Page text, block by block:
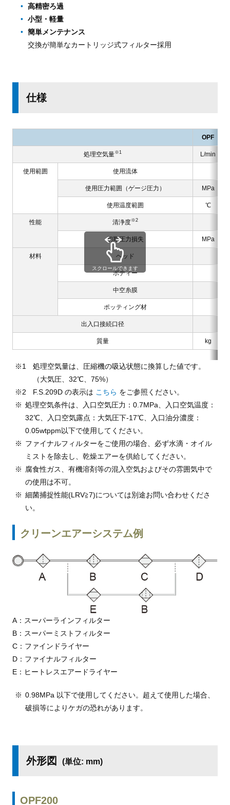
高精密ろ過
小型・軽量
簡単メンテナンス
交換が簡単なカートリッジ式フィルター採用
仕様
OPF
処理空気量※1 L/min
使用範囲 使用流体
使用圧力範囲（ゲージ圧力） MPa
使用温度範囲 ℃
性能 清浄度※2
初期圧力損失 MPa
材料 ヘッド
ボディー
中空糸膜
ポッティング材
出入口接続口径
質量 kg
スクロールできます
処理空気量は、圧縮機の吸込状態に換算した値です。
（大気圧、32℃、75%）
F.S.209D の表示は こちら をご参照ください。
処理空気条件は、入口空気圧力：0.7MPa、入口空気温度：
32℃、入口空気露点：大気圧下-17℃、入口油分濃度：
0.05wtppm以下で使用してください。
ファイナルフィルターをご使用の場合、必ず水滴・オイル
ミストを除去し、乾燥エアーを供給してください。
腐食性ガス、有機溶剤等の混入空気およびその雰囲気中で
の使用は不可。
細菌捕捉性能(LRV≧7)については別途お問い合わせくださ
い。
クリーンエアーシステム例
A：スーパーラインフィルター
B：スーパーミストフィルター
C：ファインドライヤー
D：ファイナルフィルター
E：ヒートレスエアードライヤー
0.98MPa 以下で使用してください。超えて使用した場合、
破損等によりケガの恐れがあります。
外形図 (単位: mm)
OPF200